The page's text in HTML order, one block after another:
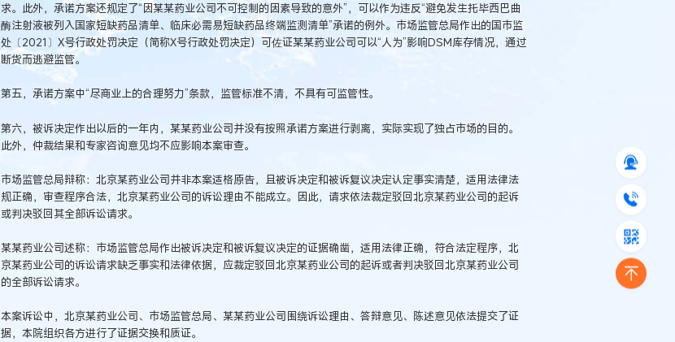
求。此外，承诺方案还规定了“因某某药业公司不可控制的因素导致的意外”，可以作为违反“避免发生托毕西巴曲
酶注射液被列入国家短缺药品清单、临床必需易短缺药品终端监测清单”承诺的例外。市场监管总局作出的国市监
处〔2021〕X号行政处罚决定（简称X号行政处罚决定）可佐证某某药业公司可以“人为”影响DSM库存情况，通过
断货而逃避监管。
第五，承诺方案中“尽商业上的合理努力”条款，监管标准不清，不具有可监管性。
第六，被诉决定作出以后的一年内，某某药业公司并没有按照承诺方案进行剥离，实际实现了独占市场的目的。
此外，仲裁结果和专家咨询意见均不应影响本案审查。
市场监管总局辩称：北京某药业公司并非本案适格原告，且被诉决定和被诉复议决定认定事实清楚，适用法律法
规正确，审查程序合法，北京某药业公司的诉讼理由不能成立。因此，请求依法裁定驳回北京某药业公司的起诉
或判决驳回其全部诉讼请求。
某某药业公司述称：市场监管总局作出被诉决定和被诉复议决定的证据确凿，适用法律正确，符合法定程序，北
京某药业公司的诉讼请求缺乏事实和法律依据，应裁定驳回北京某药业公司的起诉或者判决驳回北京某药业公司
的全部诉讼请求。
本案诉讼中，北京某药业公司、市场监管总局、某某药业公司围绕诉讼理由、答辩意见、陈述意见依法提交了证
据，本院组织各方进行了证据交换和质证。